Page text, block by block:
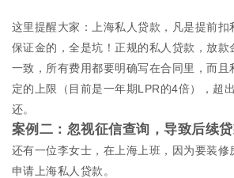
这里提醒大家：上海私人贷款，凡是提前扣
保证金的，全是坑！正规的私人贷款，放款
一致，所有费用都要明确写在合同里，而且
定的上限（目前是一年期LPR的4倍），超
还。
案例二：忽视征信查询，导致后续
还有一位李女士，在上海上班，因为要装修
申请上海私人贷款。